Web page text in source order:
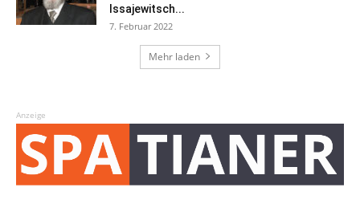
Issajewitsch...
7. Februar 2022
Mehr laden
Anzeige